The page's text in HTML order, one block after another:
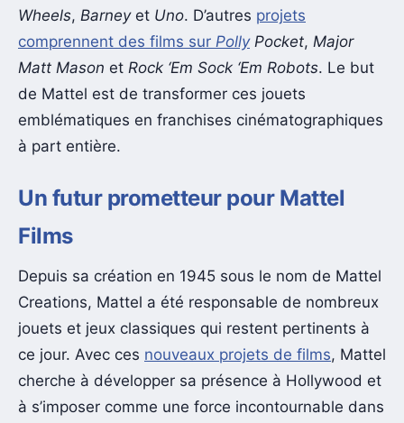
Wheels, Barneyet Uno. D’autres projets
comprennent des films sur PollyPocket, Major
Matt Mason et Rock ‘Em Sock ‘Em Robots. Le but
de Mattel est de transformer ces jouets
emblématiques en franchises cinématographiques
à part entière.
Un futur prometteur pour Mattel
Films
Depuis sa création en 1945 sous le nom de Mattel
Creations, Mattel a été responsable de nombreux
jouets et jeux classiques qui restent pertinents à
ce jour. Avec ces nouveaux projets de films, Mattel
cherche à développer sa présence à Hollywood et
à s’imposer comme une force incontournable dans